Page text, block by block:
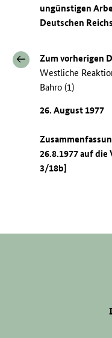
ungünstigen
Deutschen
Zum vorherigen
Westliche
Bahro (1)
26. August 1977
26.8.1977 auf
3/18b]